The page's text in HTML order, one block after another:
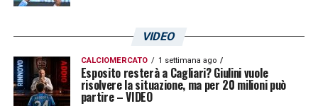
VIDEO
CALCIOMERCATO 1 settimana ago
Esposito resterà a Cagliari? Giulini vuole
risolvere la situazione, ma per 20 milioni può
partire – VIDEO